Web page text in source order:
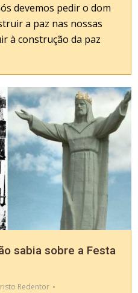
devemos pedir o dom
a paz nas nossas
à construção da paz
sabia sobre a Festa
Redentor